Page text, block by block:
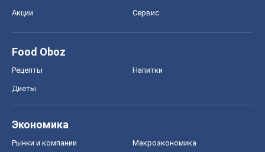
Акции Сервис
Food Oboz
Рецепты Напитки
Диеты
Экономика
Рынки и компании Mакроэкономика